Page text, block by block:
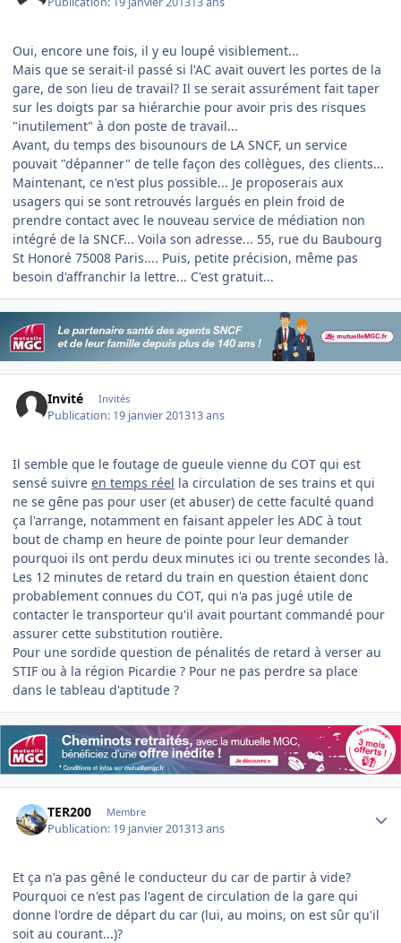
Oui, encore une fois, il y eu loupé visiblement...
Mais que se serait-il passé si l'AC avait ouvert les portes de la
gare, de son lieu de travail? Il se serait assurément fait taper
sur les doigts par sa hiérarchie pour avoir pris des risques
"inutilement" à don poste de travail...
Avant, du temps des bisounours de LA SNCF, un service
pouvait "dépanner" de telle façon des collègues, des clients...
Maintenant, ce n'est plus possible... Je proposerais aux
usagers qui se sont retrouvés largués en plein froid de
prendre contact avec le nouveau service de médiation non
intégré de la SNCF... Voila son adresse... 55, rue du Baubourg
St Honoré 75008 Paris.... Puis, petite précision, même pas
besoin d'affranchir la lettre... C'est gratuit...
Invité Invités
Publication: 19 janvier 201313 ans
Il semble que le foutage de gueule vienne du COT qui est
sensé suivre en temps réel la circulation de ses trains et qui
ne se gêne pas pour user (et abuser) de cette faculté quand
ça l'arrange, notamment en faisant appeler les ADC à tout
bout de champ en heure de pointe pour leur demander
pourquoi ils ont perdu deux minutes ici ou trente secondes là.
Les 12 minutes de retard du train en question étaient donc
probablement connues du COT, qui n'a pas jugé utile de
contacter le transporteur qu'il avait pourtant commandé pour
assurer cette substitution routière.
Pour une sordide question de pénalités de retard à verser au
STIF ou à la région Picardie ? Pour ne pas perdre sa place
dans le tableau d'aptitude ?
TER200 Membre
Publication: 19 janvier 201313 ans
Et ça n'a pas gêné le conducteur du car de partir à vide?
Pourquoi ce n'est pas l'agent de circulation de la gare qui
donne l'ordre de départ du car (lui, au moins, on est sûr qu'il
soit au courant...)?